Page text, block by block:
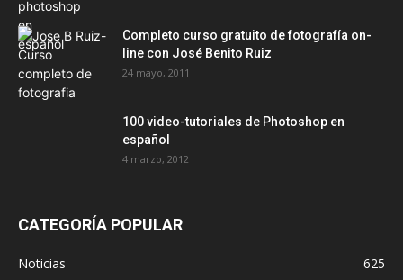
Completo curso gratuito de fotografía on-
line con José Benito Ruiz
24 mayo, 2011
100 video-tutoriales de Photoshop en
español
4 marzo, 2012
CATEGORÍA POPULAR
Noticias
625